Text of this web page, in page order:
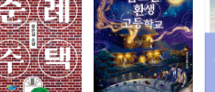
들어내는 이 소설은 ‘변두리’라는 말의 의
자리로 치부되는, 조명 받지 못하는 변두리
의 중심이자 근원임을 받아들이고 껴안을
다시 시작된다는 것을 말이다.